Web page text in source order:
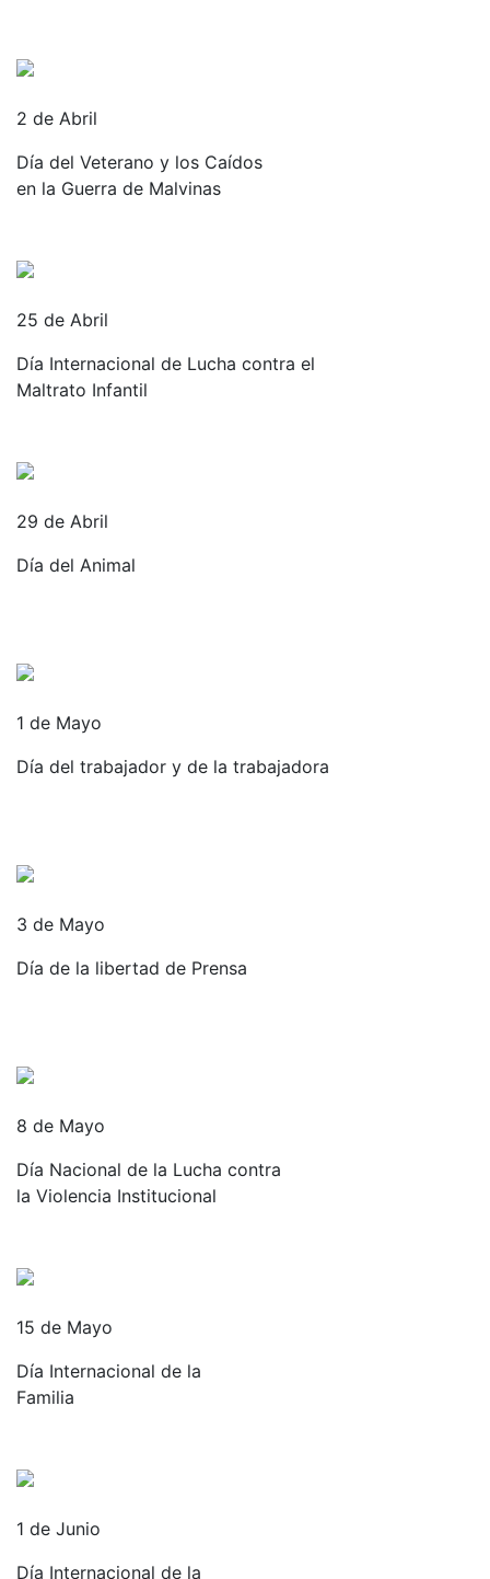
2 de Abril
Día del Veterano y los Caídos
en la Guerra de Malvinas
25 de Abril
Día Internacional de Lucha contra el
Maltrato Infantil
29 de Abril
Día del Animal
1 de Mayo
Día del trabajador y de la trabajadora
3 de Mayo
Día de la libertad de Prensa
8 de Mayo
Día Nacional de la Lucha contra
la Violencia Institucional
15 de Mayo
Día Internacional de la
Familia
1 de Junio
Día Internacional de la